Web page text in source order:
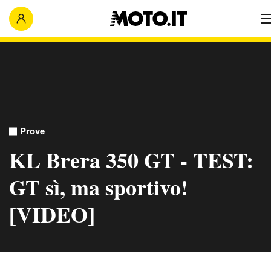
Prove
KL Brera 350 GT - TEST:
GT sì, ma sportivo!
[VIDEO]